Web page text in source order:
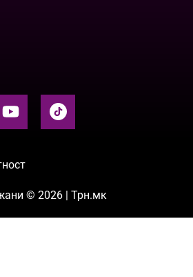
© 2026 | Трн.мк